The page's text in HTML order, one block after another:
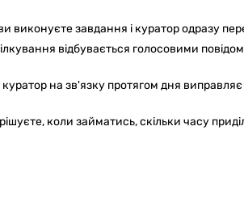
виконуєте завдання і куратор одразу
відбувається голосовими
на зв'язку протягом дня
коли займатись, скільки часу